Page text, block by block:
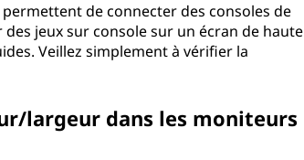
de connecter des consoles de
jeux sur console sur un écran de haute
Veillez simplement à vérifier la
largeur dans les moniteurs